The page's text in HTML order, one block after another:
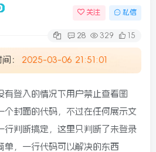
关注 私信
28 329 15
： 2025-03-06 21:51:01
有登入的情况下用户禁止查看图
个封面的代码，不过在任何展示文
行判断搞定，这里只判断了未登录
单，一行代码可以解决的东西